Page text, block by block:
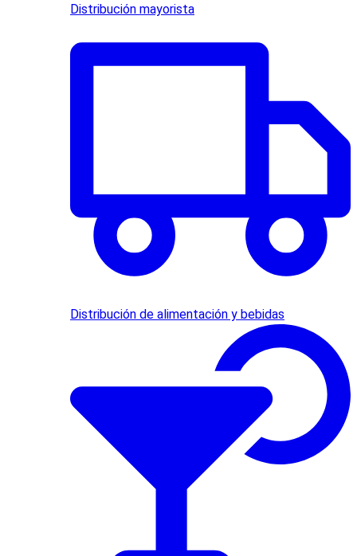
Distribución mayorista
Distribución de alimentación y bebidas